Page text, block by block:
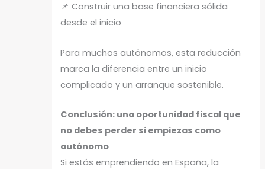
📌 Construir una base financiera sólida
desde el inicio
Para muchos autónomos, esta reducción
marca la diferencia entre un inicio
complicado y un arranque sostenible.
Conclusión: una oportunidad fiscal que
no debes perder si empiezas como
autónomo
Si estás emprendiendo en España, la